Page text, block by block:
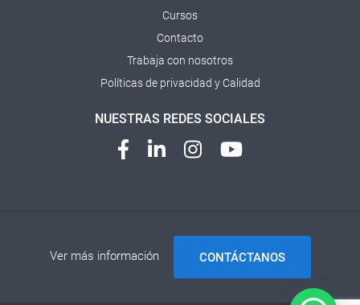
Cursos
Contacto
Trabaja con nosotros
Políticas de privacidad y Calidad
NUESTRAS REDES SOCIALES
Ver más información CONTÁCTANOS